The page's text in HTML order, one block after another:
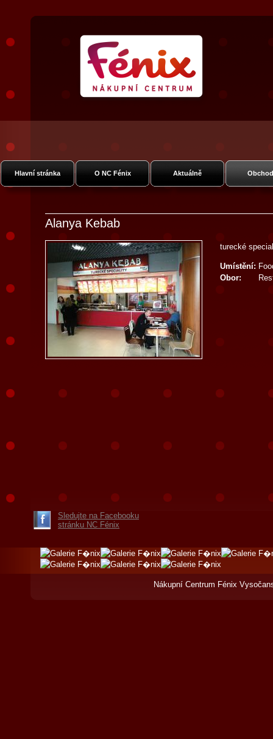
Nákupní Centrum Fénix
Vysočanská
Hlavní stránka O NC Fénix Aktuálně
Alanya Kebab
turecké
Umístění:
Obor:
Sledujte na Facebooku
stránku NC Fénix
Nákupní Centrum Fénix